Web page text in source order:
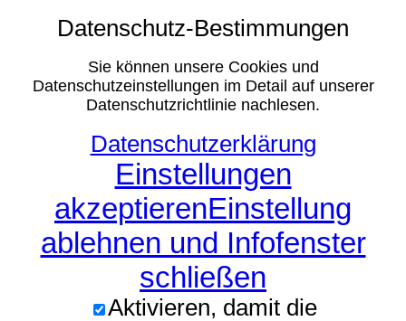
Datenschutz-Bestimmungen
Sie können unsere Cookies und
Datenschutzeinstellungen im Detail auf unserer
Datenschutzrichtlinie nachlesen.
Datenschutzerklärung
Einstellungen
akzeptierenEinstellung
ablehnen und Infofenster
schließen
Aktivieren, damit die